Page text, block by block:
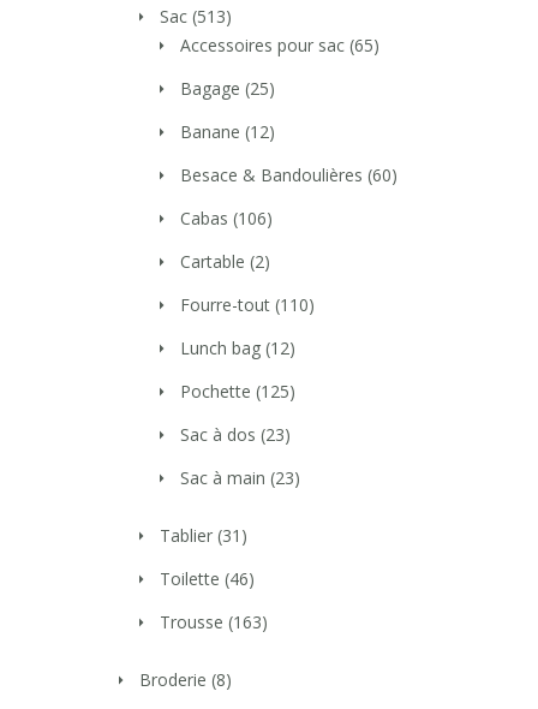
Sac (513)
Accessoires pour sac (65)
Bagage (25)
Banane (12)
Besace & Bandoulières (60)
Cabas (106)
Cartable (2)
Fourre-tout (110)
Lunch bag (12)
Pochette (125)
Sac à dos (23)
Sac à main (23)
Tablier (31)
Toilette (46)
Trousse (163)
Broderie (8)